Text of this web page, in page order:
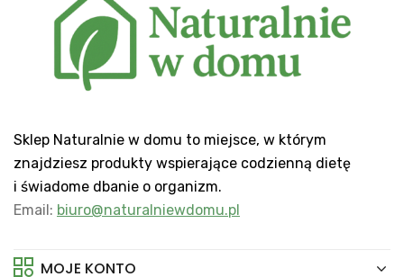
Sklep Naturalnie w domu to miejsce, w którym
znajdziesz produkty wspierające codzienną dietę
i świadome dbanie o organizm.
Email: biuro@naturalniewdomu.pl
MOJE KONTO